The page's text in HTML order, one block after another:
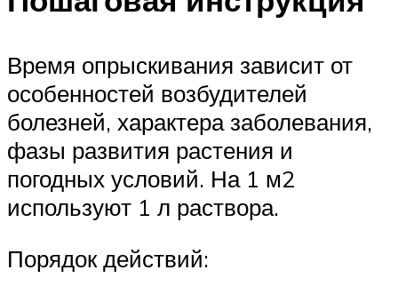
Время опрыскивания зависит от
особенностей возбудителей
болезней, характера заболевания,
фазы развития растения и
погодных условий. На 1 м2
используют 1 л раствора.
Порядок действий: